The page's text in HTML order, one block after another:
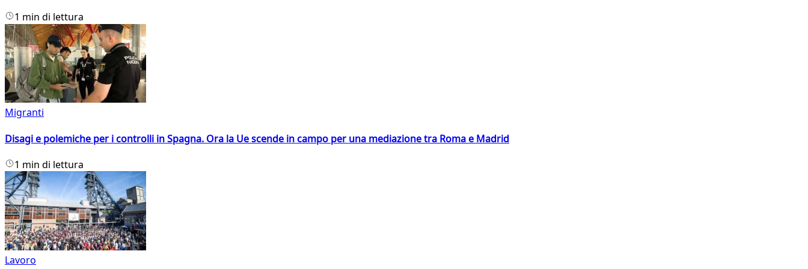
1 min di lettura
Migranti
Disagi e polemiche per i controlli in Spagna. Ora la Ue scende in campo per una mediazione tra Roma e Madrid
1 min di lettura
Lavoro